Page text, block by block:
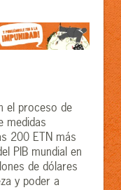
el proceso de
medidas
200 ETN más
PIB mundial en
de dólares
y poder a